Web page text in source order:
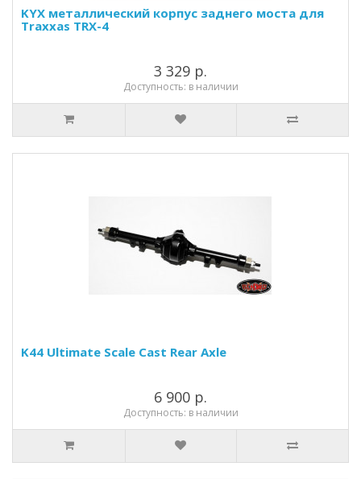
KYX металлический корпус заднего моста для
Traxxas TRX-4
3 329 р.
Доступность: в наличии
K44 Ultimate Scale Cast Rear Axle
6 900 р.
Доступность: в наличии